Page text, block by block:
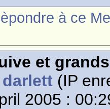
à ce
et
darlett (IP
2005 :